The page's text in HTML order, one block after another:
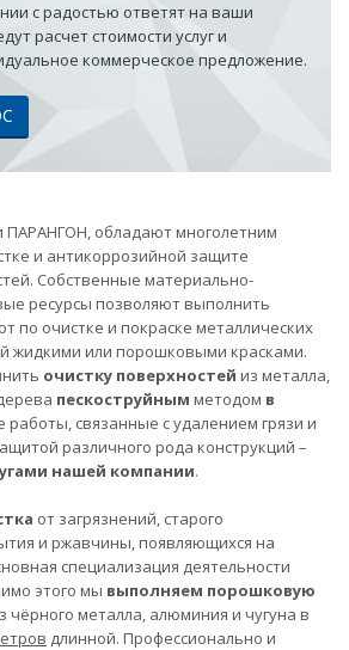
с радостью ответят на ваши
расчет стоимости услуг и
коммерческое предложение.
ПАРАНГОН, обладают многолетним
и антикоррозийной защите
Собственные материально-
ресурсы позволяют выполнить
по очистке и покраске металлических
жидкими или порошковыми красками.
очистку поверхностей из металла,
пескоструйным методом в
работы, связанные с удалением грязи и
различного рода конструкций –
нашей компании.
от загрязнений, старого
и ржавчины, появляющихся на
специализация деятельности
этого мы выполняем порошковую
чёрного металла, алюминия и чугуна в
длинной. Профессионально и